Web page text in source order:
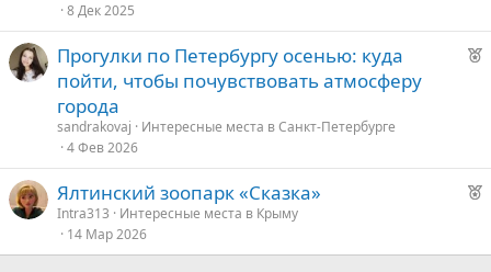
е
е
8 Дек 2025
Р
е
н
е
Прогулки по Петербургу осенью: куда
пойти, чтобы почувствовать атмосферу
города
sandrakovaj
Интересные места в Санкт-Петербурге
4 Фев 2026
Р
о
Ялтинский зоопарк «Сказка»
Intra313
Интересные места в Крыму
14 Мар 2026